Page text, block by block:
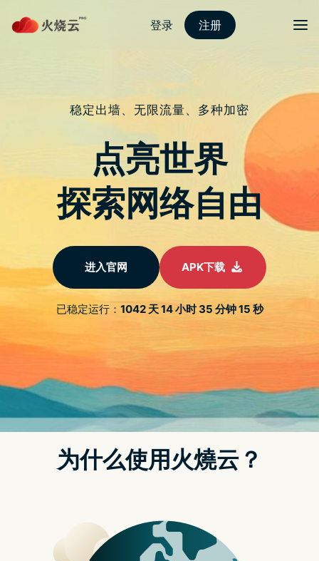
至
正
文 protonvpn下载
SnapEdit 免费去除照片中人物、物件的线上
工具，提供编辑功能，效果相当不错
跟朋友拍合照、独照、甚至是拍美丽的景色时，多少都会碰到想
要把画面中的陌生人、碍眼的物体给移除，不过不是每个人都会
用 Photoshop 之类的专业软体，而这篇就要推荐一个操作超简
单、去除效果也相当不错的 SnapEdit 免费去除人物线上工具，
SnapEdit 免费去除照片中人物、物件的线上工
具，提供编辑功能，效果相当不错
点我前往 SnapEdit 网站
点我至 App Store 下载
SnapEdit 除了有网页版，也提供 App 版本，iOS 和 Android 都
有，这边我以网页版为例。